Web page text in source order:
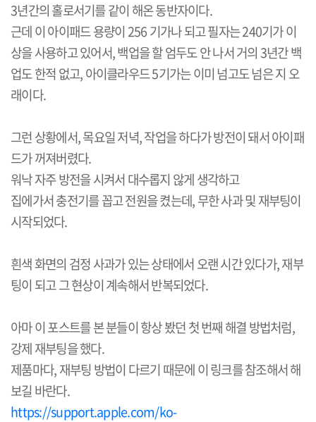
3년간의 홀로서기를 같이 해온 동반자이다.
근데 이 아이패드 용량이 256 기가나 되고 필자는 240기가 이
상을 사용하고 있어서, 백업을 할 엄두도 안 나서 거의 3년간 백
업도 한적 없고, 아이클라우드 5기가는 이미 넘고도 넘은 지 오
래이다.
그런 상황에서, 목요일 저녁, 작업을 하다가 방전이 돼서 아이패
드가 꺼져버렸다.
워낙 자주 방전을 시켜서 대수롭지 않게 생각하고
집에가서 충전기를 꼽고 전원을 켰는데, 무한 사과 및 재부팅이
시작되었다.
흰색 화면의 검정 사과가 있는 상태에서 오랜 시간 있다가, 재부
팅이 되고 그 현상이 계속해서 반복되었다.
아마 이 포스트를 본 분들이 항상 봤던 첫 번째 해결 방법처럼,
강제 재부팅을 했다.
제품마다, 재부팅 방법이 다르기 때문에 이 링크를 참조해서 해
보길 바란다.
https://support.apple.com/ko-